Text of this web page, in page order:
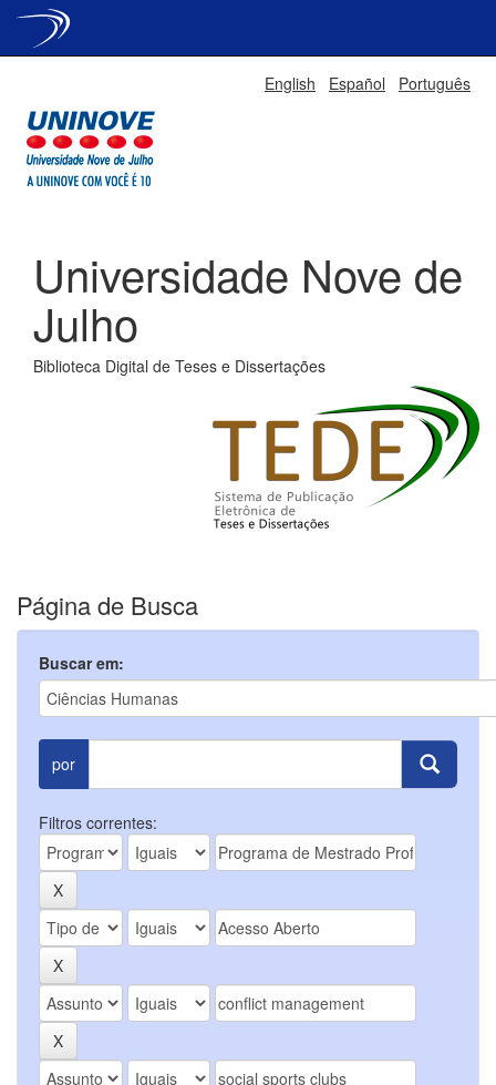
English Español Português
Universidade Nove de
Julho
Biblioteca Digital de Teses e Dissertações
Página de Busca
Buscar em:
por
Filtros correntes: